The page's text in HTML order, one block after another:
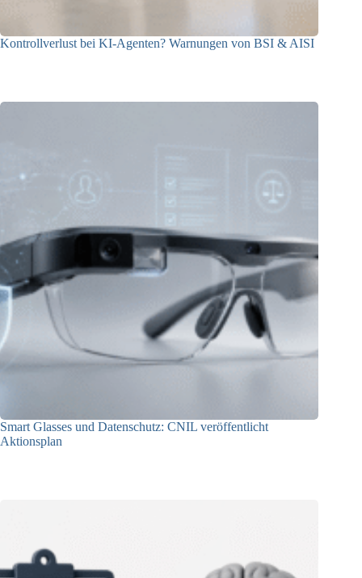
Kontrollverlust bei KI-Agenten? Warnungen von BSI & AISI
Smart Glasses und Datenschutz: CNIL veröffentlicht
Aktionsplan